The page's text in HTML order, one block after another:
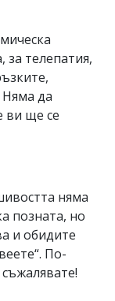
за телепатия,
Няма да
ви ще се
няма
позната, но
и обидите
По-